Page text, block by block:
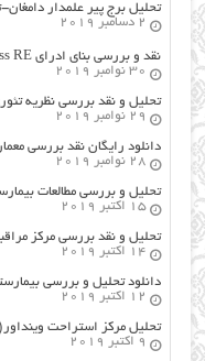
تحلیل برج پیر علمدار دامغان-
2 دسامبر 2019
نقد و بررسی بنای ادرای swiss RE لندن-نورمن فاستر
30 نوامبر 2019
تحلیل و نقد بررسی نظریه
29 نوامبر 2019
دانلود رایگان نقد بررسی
28 نوامبر 2019
تحلیل و بررسی مطالعات
15 اکتبر 2019
تحلیل و نقد بررسی مرکز
14 اکتبر 2019
دانلود تحلیل و بررسی
12 اکتبر 2019
تحلیل مرکز استراحت
9 اکتبر 2019